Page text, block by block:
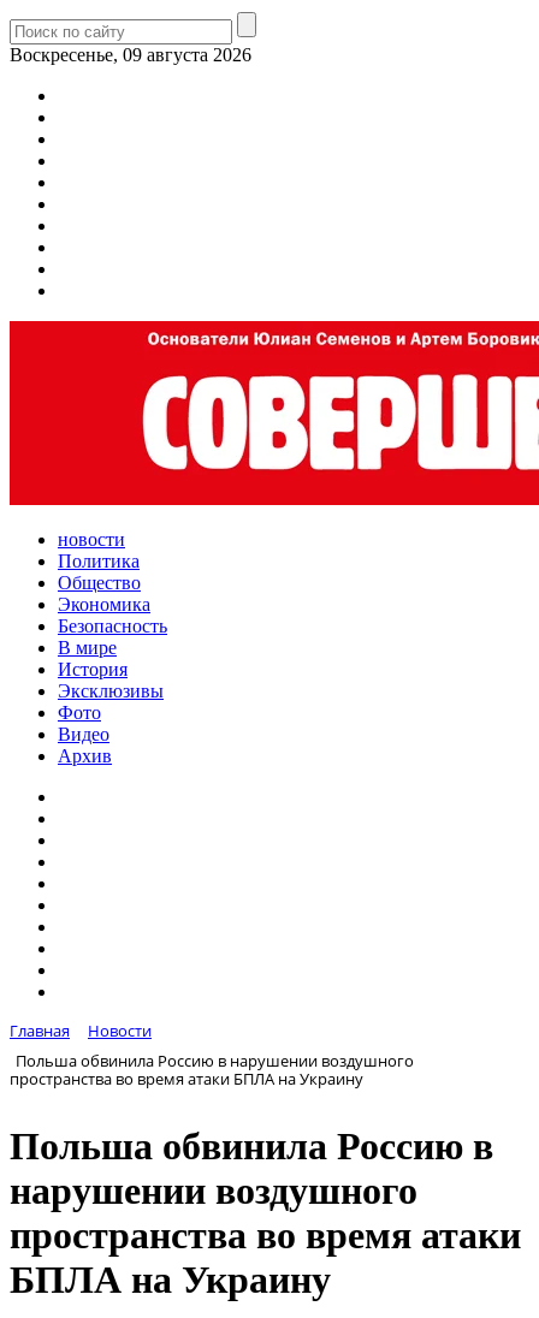
Воскресенье, 09 августа 2026
новости
Политика
Общество
Экономика
Безопасность
В мире
История
Эксклюзивы
Фото
Видео
Архив
Главная
Новости
Польша обвинила Россию в нарушении воздушного
пространства во время атаки БПЛА на Украину
Польша обвинила Россию в
нарушении воздушного
пространства во время атаки
БПЛА на Украину